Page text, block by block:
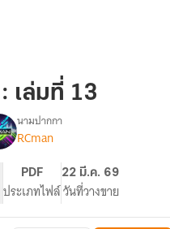
ล่มที่ 13
นามปากกา
RCman
PDF
ประเภทไฟล์
22 มี.ค. 69
วันที่วางขาย